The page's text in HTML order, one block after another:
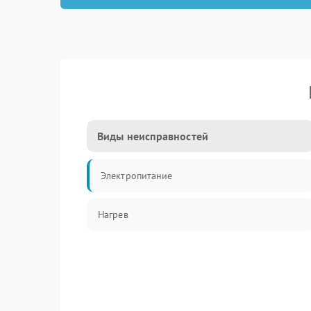
Виды неисправностей
Электропитание
Нагрев